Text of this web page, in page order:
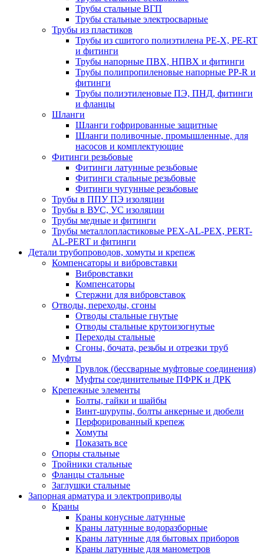
Трубы стальные ВГП
Трубы стальные электросварные
Трубы из пластиков
Трубы из сшитого полиэтилена PE-X, PE-RT
и фитинги
Трубы напорные ПВХ, НПВХ и фитинги
Трубы полипропиленовые напорные PP-R и
фитинги
Трубы полиэтиленовые ПЭ, ПНД, фитинги
и фланцы
Шланги
Шланги гофрированные защитные
Шланги поливочные, промышленные, для
насосов и комплектующие
Фитинги резьбовые
Фитинги латунные резьбовые
Фитинги стальные резьбовые
Фитинги чугунные резьбовые
Трубы в ППУ ПЭ изоляции
Трубы в ВУС, УС изоляции
Трубы медные и фитинги
Трубы металлопластиковые PEX-AL-PEX, PERT-
AL-PERT и фитинги
Детали трубопроводов, хомуты и крепеж
Компенсаторы и вибровставки
Вибровставки
Компенсаторы
Стержни для вибровставок
Отводы, переходы, сгоны
Отводы стальные гнутые
Отводы стальные крутоизогнутые
Переходы стальные
Сгоны, бочата, резьбы и отрезки труб
Муфты
Грувлок (бессварные муфтовые соединения)
Муфты соединительные ПФРК и ДРК
Крепежные элементы
Болты, гайки и шайбы
Винт-шурупы, болты анкерные и дюбели
Перфорированный крепеж
Хомуты
Показать все
Опоры стальные
Тройники стальные
Фланцы стальные
Заглушки стальные
Запорная арматура и электроприводы
Краны
Краны конусные латунные
Краны латунные водоразборные
Краны латунные для бытовых приборов
Краны латунные для манометров